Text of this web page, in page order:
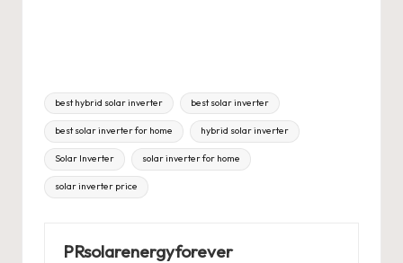
Tags:
best hybrid solar inverter best solar inverter
best solar inverter for home hybrid solar inverter
Solar Inverter solar inverter for home
solar inverter price
PRsolarenergyforever